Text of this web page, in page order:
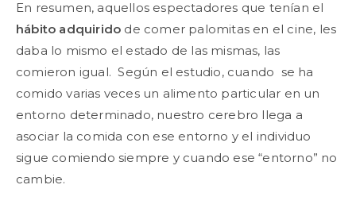
En resumen, aquellos espectadores que tenían el
hábito adquirido de comer palomitas en el cine, les
daba lo mismo el estado de las mismas, las
comieron igual. Según el estudio, cuando se ha
comido varias veces un alimento particular en un
entorno determinado, nuestro cerebro llega a
asociar la comida con ese entorno y el individuo
sigue comiendo siempre y cuando ese “entorno” no
cambie.